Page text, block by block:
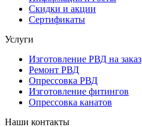
Скидки и акции
Сертификаты
Услуги
Изготовление РВД на заказ
Ремонт РВД
Опрессовка РВД
Изготовление фитингов
Опрессовка канатов
Наши контакты